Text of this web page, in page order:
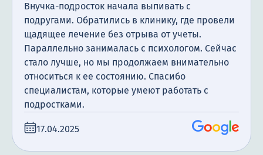
Внучка-подросток начала выпивать с
подругами. Обратились в клинику, где провели
щадящее лечение без отрыва от учеты.
Параллельно занималась с психологом. Сейчас
стало лучше, но мы продолжаем внимательно
относиться к ее состоянию. Спасибо
специалистам, которые умеют работать с
подростками.
17.04.2025